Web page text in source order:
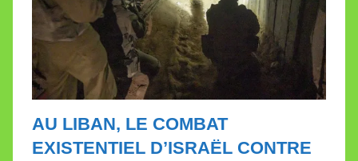
AU LIBAN, LE COMBAT
EXISTENTIEL D’ISRAËL CONTRE